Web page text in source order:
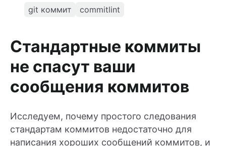
git коммит commitlint
Стандартные коммиты
не спасут ваши
сообщения коммитов
Исследуем, почему простого следования
стандартам коммитов недостаточно для
написания хороших сообщений коммитов, и